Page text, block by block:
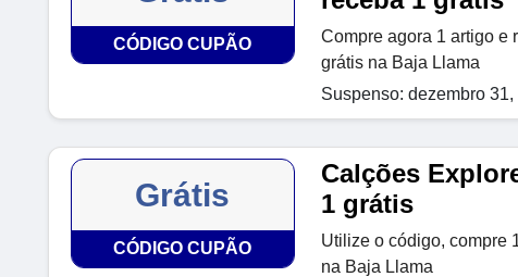
CÓDIGO CUPÃO
Compre agora 1 artigo e
grátis na Baja Llama
Suspenso: dezembro 31,
Grátis
CÓDIGO CUPÃO
Calções
1 grátis
Utilize o código, compre
na Baja Llama